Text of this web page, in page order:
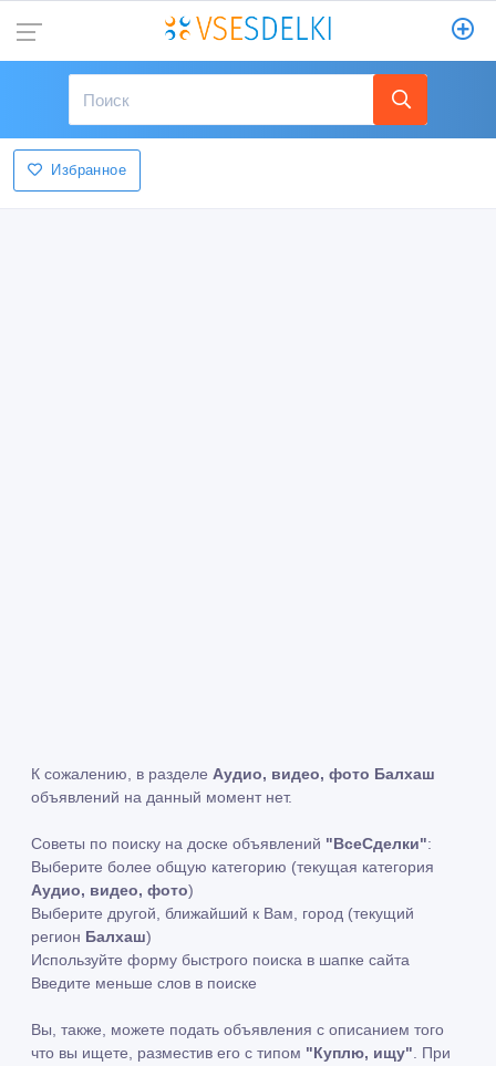
Избранное
К сожалению, в разделе Аудио, видео, фото Балхаш
объявлений на данный момент нет.
Советы по поиску на доске объявлений "ВсеСделки":
Выберите более общую категорию (текущая категория
Аудио, видео, фото)
Выберите другой, ближайший к Вам, город (текущий
регион Балхаш)
Используйте форму быстрого поиска в шапке сайта
Введите меньше слов в поиске
Вы, также, можете подать объявления с описанием того
что вы ищете, разместив его с типом "Куплю, ищу" . При